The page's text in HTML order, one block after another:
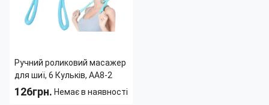
Ручний роликовий масажер
для шиї, 6 Кульків, AA8-2
126грн. Немає в наявності